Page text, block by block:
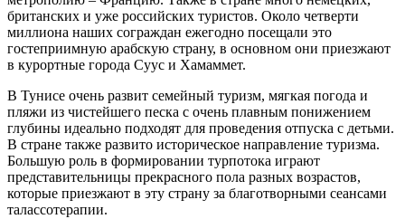
британских и уже российских туристов. Около четверти
миллиона наших сограждан ежегодно посещали это
гостеприимную арабскую страну, в основном они приезжают
в курортные города Суус и Хамаммет.
В Тунисе очень развит семейный туризм, мягкая погода и
пляжи из чистейшего песка с очень плавным понижением
глубины идеально подходят для проведения отпуска с детьми.
В стране также развито историческое направление туризма.
Большую роль в формировании турпотока играют
представительницы прекрасного пола разных возрастов,
которые приезжают в эту страну за благотворными сеансами
талассотерапии.